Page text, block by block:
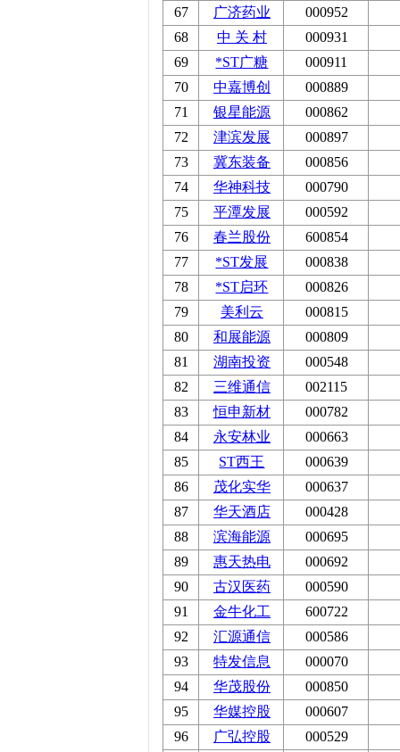
67
广济药业
000952
68
中 关 村
000931
69
*ST广糖
000911
70
中嘉博创
000889
71
银星能源
000862
72
津滨发展
000897
73
冀东装备
000856
74
华神科技
000790
75
平潭发展
000592
76
春兰股份
600854
77
*ST发展
000838
78
*ST启环
000826
79
美利云
000815
80
和展能源
000809
81
湖南投资
000548
82
三维通信
002115
83
恒申新材
000782
84
永安林业
000663
85
ST西王
000639
86
茂化实华
000637
87
华天酒店
000428
88
滨海能源
000695
89
惠天热电
000692
90
古汉医药
000590
91
金牛化工
600722
92
汇源通信
000586
93
特发信息
000070
94
华茂股份
000850
95
华媒控股
000607
96
广弘控股
000529